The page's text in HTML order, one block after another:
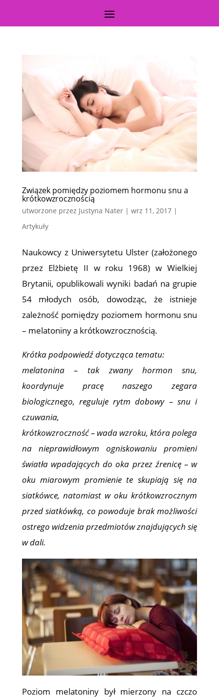
Związek pomiędzy poziomem hormonu snu a
krótkowzrocznością
utworzone przez Justyna Nater| wrz 11, 2017|
Artykuły
Naukowcy z Uniwersytetu Ulster (założonego
przez Elżbietę II w roku 1968) w Wielkiej
Brytanii, opublikowali wyniki badań na grupie
54 młodych osób, dowodząc, że istnieje
zależność pomiędzy poziomem hormonu snu
– melatoniny a krótkowzrocznością.
Krótka podpowiedź dotycząca tematu:
melatonina – tak zwany hormon snu,
koordynuje pracę naszego zegara
biologicznego, reguluje rytm dobowy – snu i
czuwania,
krótkowzroczność – wada wzroku, która polega
na nieprawidłowym ogniskowaniu promieni
światła wpadających do oka przez źrenicę – w
oku miarowym promienie te skupiają się na
siatkówce, natomiast w oku krótkowzrocznym
przed siatkówką, co powoduje brak możliwości
ostrego widzenia przedmiotów znajdujących się
w dali.
Poziom melatoniny był mierzony na czczo